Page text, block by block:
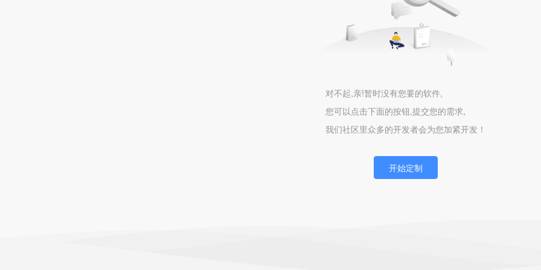
对不起,亲!暂时没有您要的软件,
您可以点击下面的按钮,提交您的需求,
我们社区里众多的开发者会为您加紧开发！
开始定制